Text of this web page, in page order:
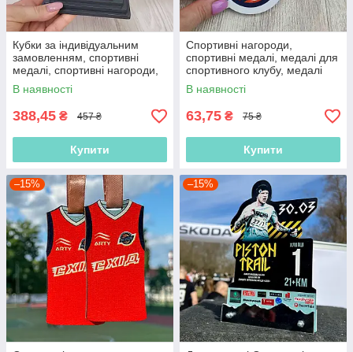
Кубки за індивідуальним
замовленням, спортивні
медалі, спортивні нагороди,
кубки з тенісу, нагороди для
тенісу
В наявності
388,45 ₴ 457 ₴
Купити
Спортивні нагороди,
спортивні медалі, медалі для
спортивного клубу, медалі
для баскетбольного клубу
В наявності
63,75 ₴ 75 ₴
Купити
–15% –15%